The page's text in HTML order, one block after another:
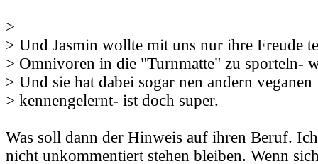
>
> Und Jasmin wollte mit uns nur ihre Freude
> Omnivoren in die "Turnmatte" zu sporteln-
> Und sie hat dabei sogar nen andern
> kennengelernt- ist doch super.
Was soll dann der Hinweis auf ihren Beruf.
nicht unkommentiert stehen bleiben. Wenn